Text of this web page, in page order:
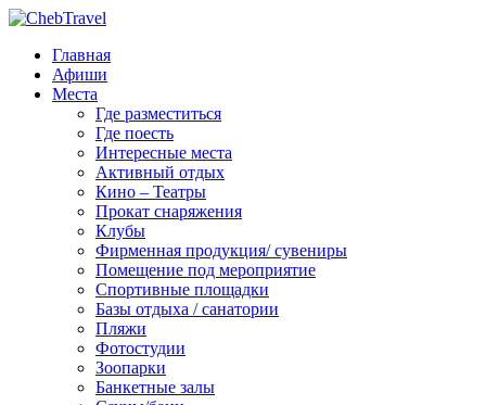
Главная
Афиши
Места
Где разместиться
Где поесть
Интересные места
Активный отдых
Кино – Театры
Прокат снаряжения
Клубы
Фирменная продукция/ сувениры
Помещение под мероприятие
Спортивные площадки
Базы отдыха / санатории
Пляжи
Фотостудии
Зоопарки
Банкетные залы